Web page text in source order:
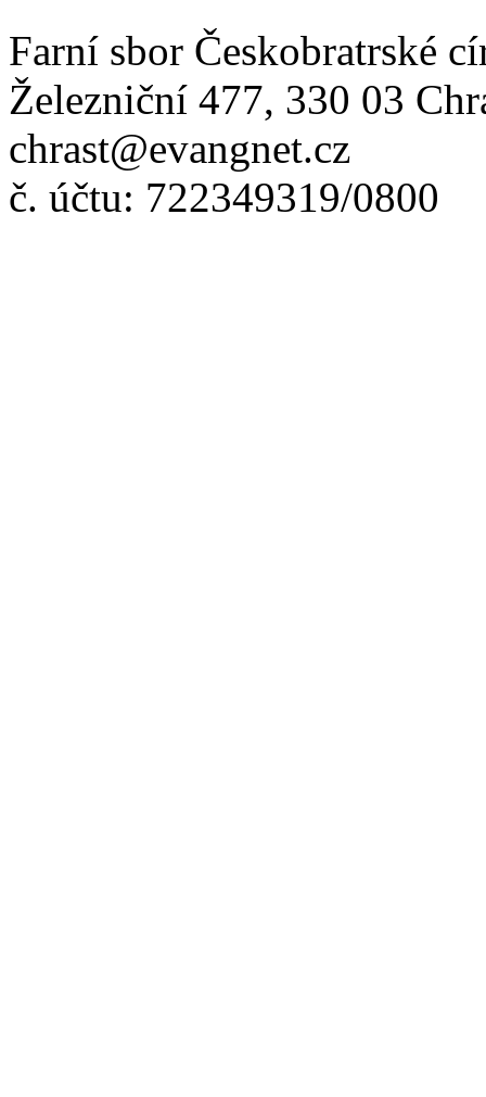
Farní sbor Českobratrské
Železniční 477, 330 03
chrast@evangnet.cz
č. účtu: 722349319/0800